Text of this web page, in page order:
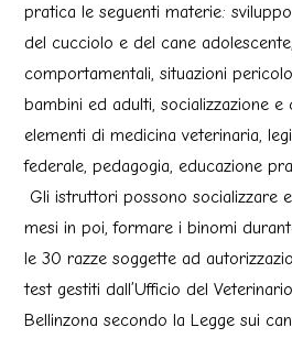
pratica le seguenti materie:
del cucciolo e del cane
comportamentali, situazioni
bambini ed adulti, socializzazione e
elementi di medicina veterinaria,
federale, pedagogia, educazione
Gli istruttori possono socializzare
mesi in poi, formare i binomi
le 30 razze soggette ad
test gestiti dall’Ufficio del
Bellinzona secondo la Legge sui